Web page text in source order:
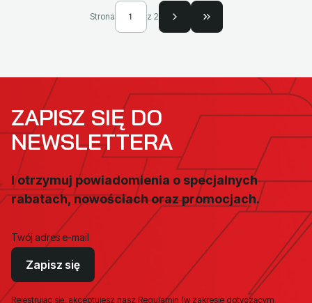
Strona z 2 Przejdź do ostatniej
ZAPISZ SIĘ DO
NEWSLETTERA
I otrzymuj powiadomienia o specjalnych
rabatach, nowościach oraz promocjach.
Twój adres e-mail
Zapisz się
Rejestrując się, akceptujesz nasz Regulamin (w zakresie dotyczącym